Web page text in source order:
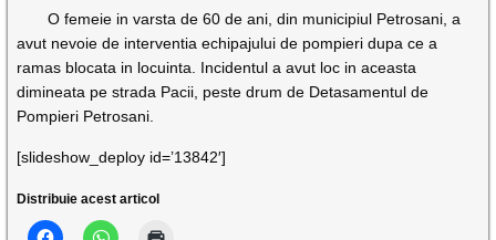
O femeie in varsta de 60 de ani, din municipiul Petrosani, a
avut nevoie de interventia echipajului de pompieri dupa ce a
ramas blocata in locuinta. Incidentul a avut loc in aceasta
dimineata pe strada Pacii, peste drum de Detasamentul de
Pompieri Petrosani.
[slideshow_deploy id=’13842′]
Distribuie acest articol